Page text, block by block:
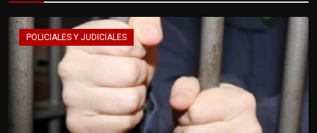
POLICIALES Y JUDICIALES